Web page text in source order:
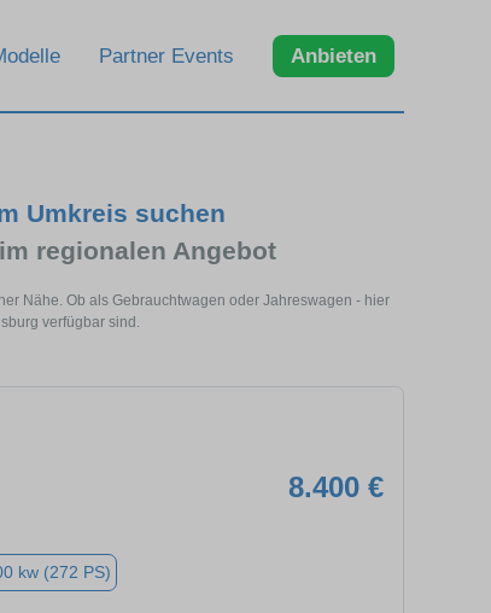
Partner Events Anbieten
Umkreis suchen
regionalen Angebot
Nähe. Ob als Gebrauchtwagen oder Jahreswagen - hier
verfügbar sind.
8.400 €
kw (272 PS)